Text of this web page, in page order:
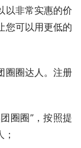
以非常实惠的价
您可以用更低的
圈圈达人。注册
圈圈”，按照提